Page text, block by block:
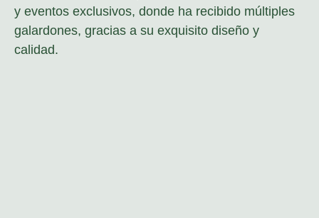
y eventos exclusivos, donde ha recibido múltiples
galardones, gracias a su exquisito diseño y
calidad.